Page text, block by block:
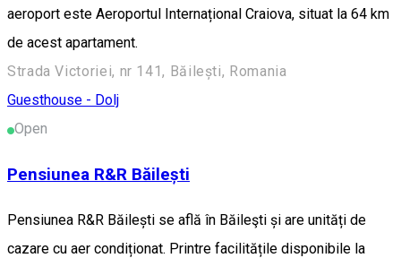
aeroport este Aeroportul Internațional Craiova, situat la 64 km
de acest apartament.
Strada Victoriei, nr 141, Băilești, Romania
Guesthouse - Dolj
Open
Pensiunea R&R Băilești
Pensiunea R&R Băilești se află în Băileşti și are unități de
cazare cu aer condiționat. Printre facilitățile disponibile la